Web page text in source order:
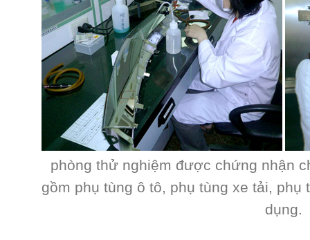
phòng thử nghiệm được chứng nhận
gồm phụ tùng ô tô, phụ tùng xe tải, phụ
dụng.